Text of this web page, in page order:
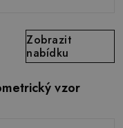
Zobrazit
nabídku
vzor